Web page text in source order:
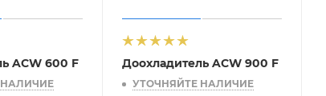
ACW 600 F Доохладитель ACW 900 F
УТОЧНЯЙТЕ НАЛИЧИЕ